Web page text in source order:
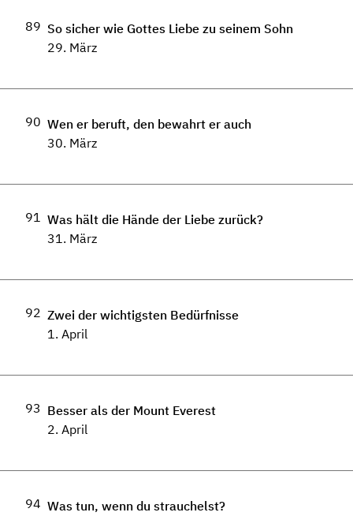
89 So sicher wie Gottes Liebe zu seinem Sohn
29. März
90 Wen er beruft, den bewahrt er auch
30. März
91 Was hält die Hände der Liebe zurück?
31. März
92 Zwei der wichtigsten Bedürfnisse
1. April
93 Besser als der Mount Everest
2. April
94 Was tun, wenn du strauchelst?